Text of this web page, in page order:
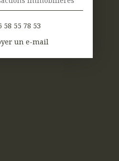
58 55 78 53
un e-mail